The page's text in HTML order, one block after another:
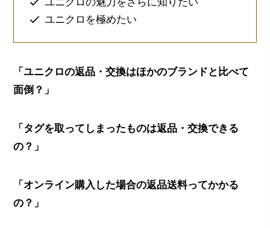
ユニクロを極めたい
「ユニクロの返品・交換はほかのブランドと比べて
面倒？」
「タグを取ってしまったものは返品・交換できる
の？」
「オンライン購入した場合の返品送料ってかかる
の？」